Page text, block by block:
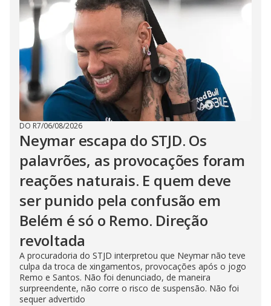
DO R7/06/08/2026
Neymar escapa do STJD. Os
palavrões, as provocações foram
reações naturais. E quem deve
ser punido pela confusão em
Belém é só o Remo. Direção
revoltada
A procuradoria do STJD interpretou que Neymar não teve
culpa da troca de xingamentos, provocações após o jogo
Remo e Santos. Não foi denunciado, de maneira
surpreendente, não corre o risco de suspensão. Não foi
sequer advertido